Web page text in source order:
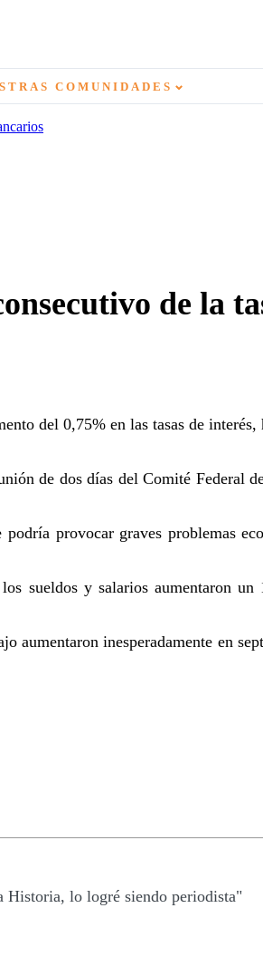
COMUNIDADES ⌄
de la
del 0,75% en las tasas de
de dos días del Comité Federal
provocar graves problemas
sueldos y salarios aumentaron
aumentaron inesperadamente en
Historia, lo logré siendo periodista"